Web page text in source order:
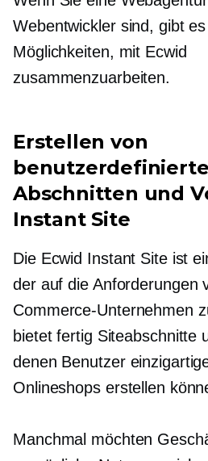
Webentwickler sind, gibt
Möglichkeiten, mit Ecwid
zusammenzuarbeiten.
Erstellen von
Abschnitten und
Instant Site
Die Ecwid Instant Site ist
der auf die Anforderungen
Commerce-Unternehmen
bietetfertig Siteabschnitte
denen Benutzer
Onlineshops erstellen
Manchmal möchten